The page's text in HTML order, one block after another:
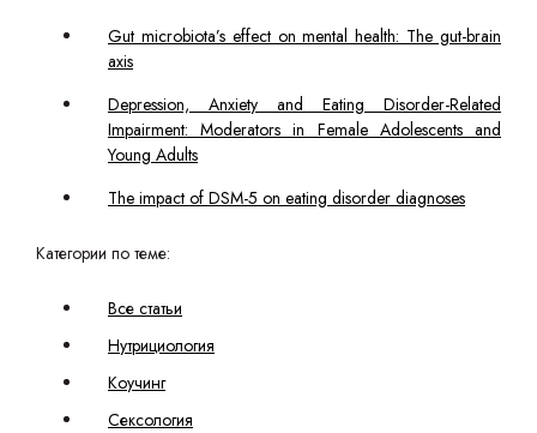
Gut microbiota’s effect on mental health: The gut-brain
axis
Depression, Anxiety and Eating Disorder-Related
Impairment: Moderators in Female Adolescents and
Young Adults
The impact of DSM-5 on eating disorder diagnoses
Категории по теме:
Все статьи
Нутрициология
Коучинг
Сексология